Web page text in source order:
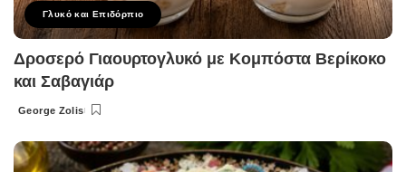
Γλυκό και Επιδόρπιο
Δροσερό Γιαουρτογλυκό με Κομπόστα Βερίκοκο
και Σαβαγιάρ
Posted
George Zolis